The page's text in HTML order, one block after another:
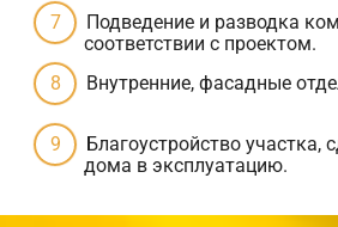
Подведение и разводка
соответствии с проектом.
Внутренние, фасадные
Благоустройство участка,
дома в эксплуатацию.